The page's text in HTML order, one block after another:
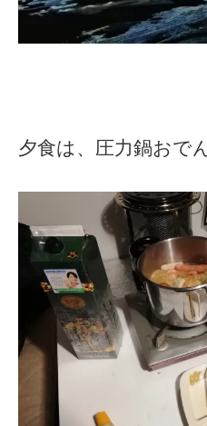
夕食は、圧力鍋おで